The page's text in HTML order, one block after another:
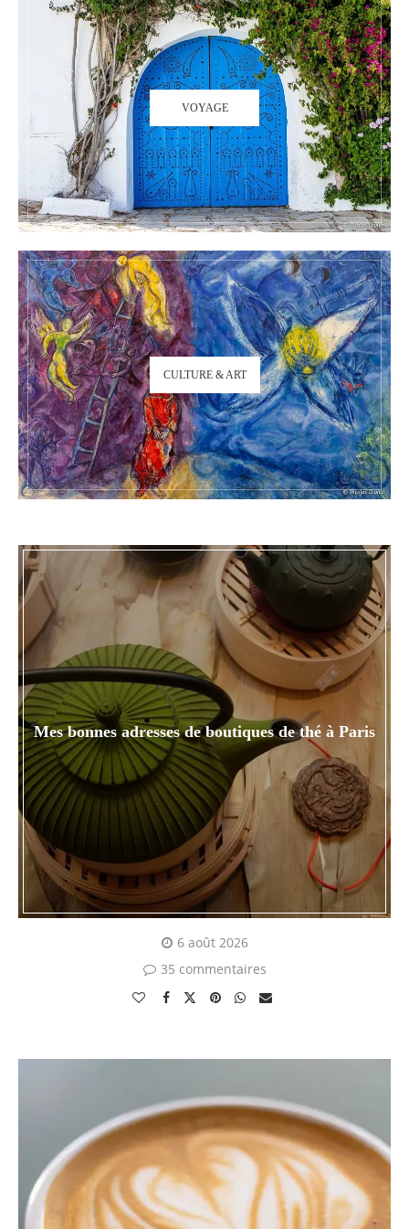
VOYAGE
CULTURE & ART
Mes bonnes adresses de boutiques de thé à Paris
6 août 2026
35 commentaires